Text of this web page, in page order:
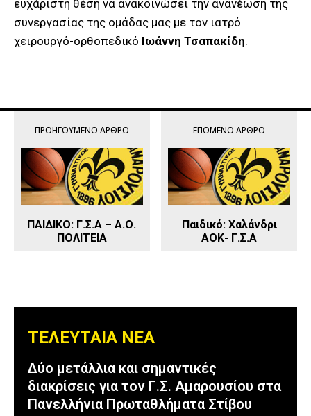
ευχάριστη θέση να ανακοινώσει την ανανέωση της
συνεργασίας της ομάδας μας με τον ιατρό
χειρουργό-ορθοπεδικό Ιωάννη Τσαπακίδη.
ΠΡΟΗΓΟΎΜΕΝΟ ΆΡΘΡΟ
ΠΑΙΔΙΚΟ: Γ.Σ.Α – Α.Ο.
ΠΟΛΙΤΕΙΑ
ΕΠΌΜΕΝΟ ΆΡΘΡΟ
Παιδικό: Χαλάνδρι
ΑΟΚ- Γ.Σ.Α
ΤΕΛΕΥΤΑΙΑ ΝΕΑ
Δύο μετάλλια και σημαντικές
διακρίσεις για τον Γ.Σ. Αμαρουσίου στα
Πανελλήνια Πρωταθλήματα Στίβου